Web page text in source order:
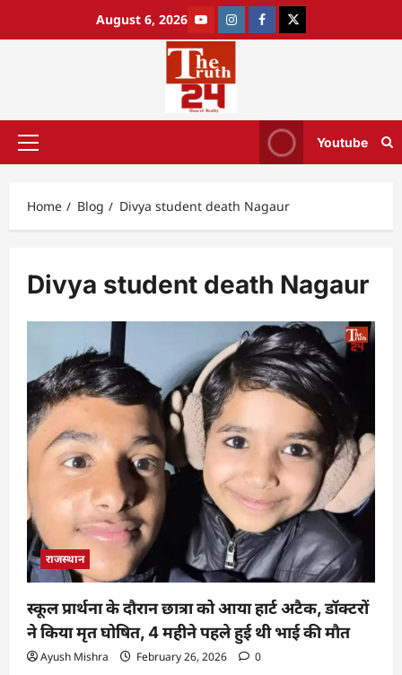
August 6, 2026
Youtube
Home Blog Divya student death Nagaur
Divya student death Nagaur
राजस्थान
स्कूल प्रार्थना के दौरान छात्रा को आया हार्ट अटैक, डॉक्टरों
ने किया मृत घोषित, 4 महीने पहले हुई थी भाई की मौत
Ayush Mishra February 26, 2026 0